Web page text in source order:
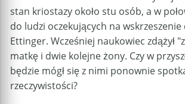
stan kriostazy około stu osób, a w
do ludzi oczekujących na wskrzeszenie
Ettinger. Wcześniej naukowiec zdążył
matkę i dwie kolejne żony. Czy w
będzie mógł się z nimi ponownie
rzeczywistości?